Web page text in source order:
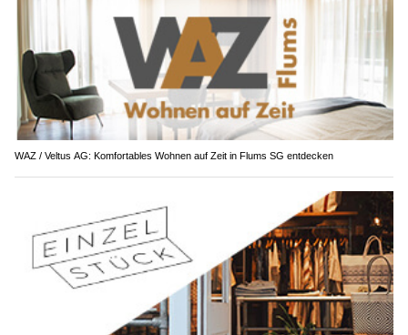
WAZ / Veltus AG: Komfortables Wohnen auf Zeit in Flums SG entdecken